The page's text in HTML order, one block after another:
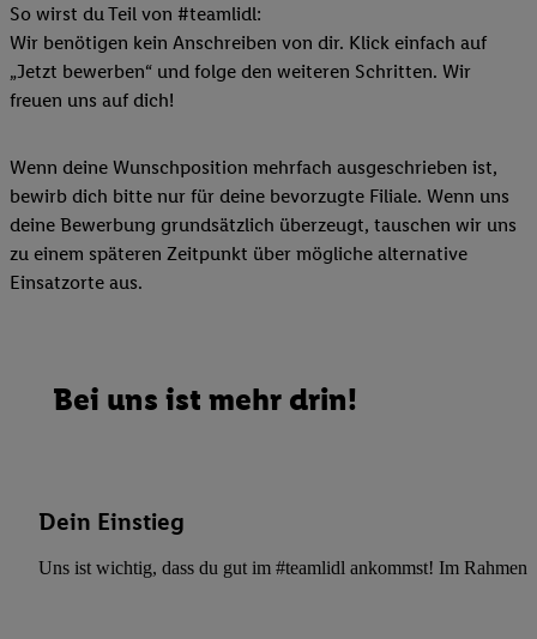
So wirst du Teil von #teamlidl:
Wir benötigen kein Anschreiben von dir. Klick einfach auf
„Jetzt bewerben“ und folge den weiteren Schritten. Wir
freuen uns auf dich!
Wenn deine Wunschposition mehrfach ausgeschrieben ist,
bewirb dich bitte nur für deine bevorzugte Filiale. Wenn uns
deine Bewerbung grundsätzlich überzeugt, tauschen wir uns
zu einem späteren Zeitpunkt über mögliche alternative
Einsatzorte aus.
Bei uns ist mehr drin!
Dein Einstieg
Uns ist wichtig, dass du gut im #teamlidl ankommst! Im Rahmen